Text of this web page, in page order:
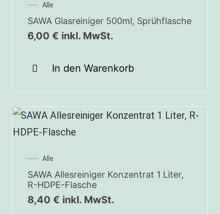
Alle
SAWA Glasreiniger 500ml, Sprühflasche
6,00 € inkl. MwSt.
In den Warenkorb
Alle
SAWA Allesreiniger Konzentrat 1 Liter,
R-HDPE-Flasche
8,40 € inkl. MwSt.